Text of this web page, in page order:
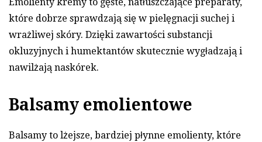
Emolienty kremy to gęste, natłuszczające preparaty,
które dobrze sprawdzają się w pielęgnacji suchej i
wrażliwej skóry. Dzięki zawartości substancji
okluzyjnych i humektantów skutecznie wygładzają i
nawilżają naskórek.
Balsamy emolientowe
Balsamy to lżejsze, bardziej płynne emolienty, które